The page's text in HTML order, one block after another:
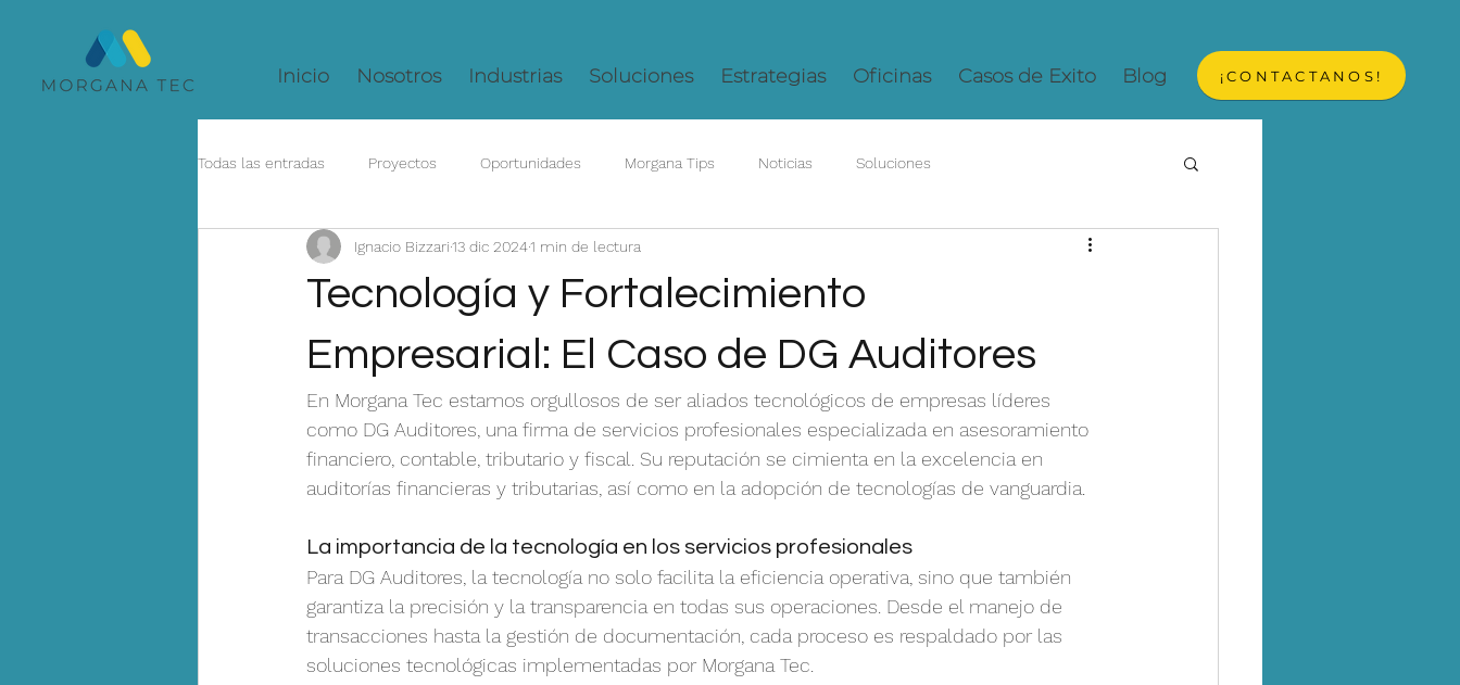
Inicio Nosotros Industrias Soluciones Estrategias Oficinas Casos de Exito Blog ¡CONTACTANOS!
Todas las entradas Proyectos Oportunidades Morgana Tips Noticias Soluciones
Tecnología y Fortalecimiento
Empresarial: El Caso de DG Auditores
Ignacio Bizzari13 dic 20241 min de lectura
En Morgana Tec estamos orgullosos de ser aliados tecnológicos de empresas líderes
como DG Auditores, una firma de servicios profesionales especializada en asesoramiento
financiero, contable, tributario y fiscal. Su reputación se cimienta en la excelencia en
auditorías financieras y tributarias, así como en la adopción de tecnologías de vanguardia.
La importancia de la tecnología en los servicios profesionales
Para DG Auditores, la tecnología no solo facilita la eficiencia operativa, sino que también
garantiza la precisión y la transparencia en todas sus operaciones. Desde el manejo de
transacciones hasta la gestión de documentación, cada proceso es respaldado por las
soluciones tecnológicas implementadas por Morgana Tec.